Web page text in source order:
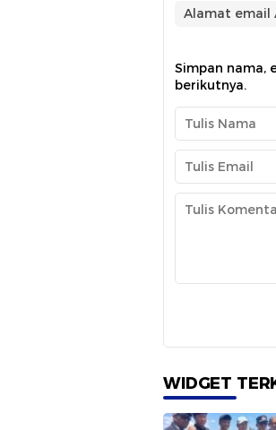
Alamat email
Simpan nama,
berikutnya.
WIDGET